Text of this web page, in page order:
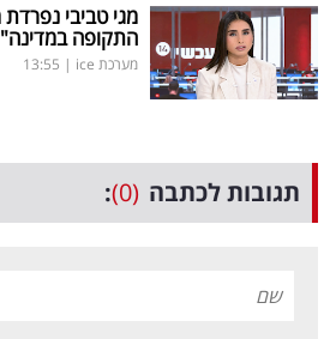
התקופה במדינה"
מערכת ice |
13:55
תגובות לכתבה (0)
: